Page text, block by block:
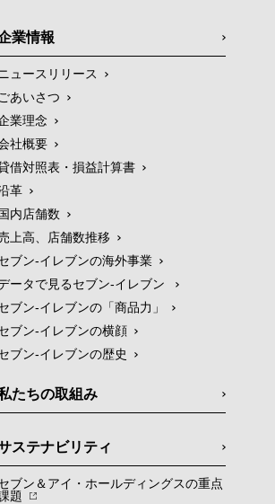
業情報
ュースリリース
ごあいさつ
業理念
社概要
借対照表・損益計算書
革
国内店舗数
上高、店舗数推移
ブン‐イレブンの海外事業
ータで見るセブン‐イレブン
ブン‐イレブンの「商品力」
ブン-イレブンの横顔
ブン-イレブンの歴史
たちの取組み
ステナビリティ
ブン＆アイ・ホールディングスの重点
題